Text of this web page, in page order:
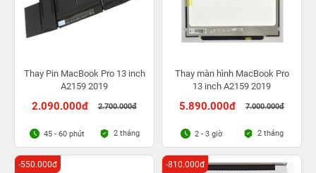
Thay Pin MacBook Pro 13 inch
A2159 2019
2.090.000đ 2.700.000đ
45 - 60 phút 2 tháng
Thay màn hình MacBook Pro
13 inch A2159 2019
5.890.000đ 7.000.000đ
2 - 3 giờ 2 tháng
-550.000đ -810.000đ